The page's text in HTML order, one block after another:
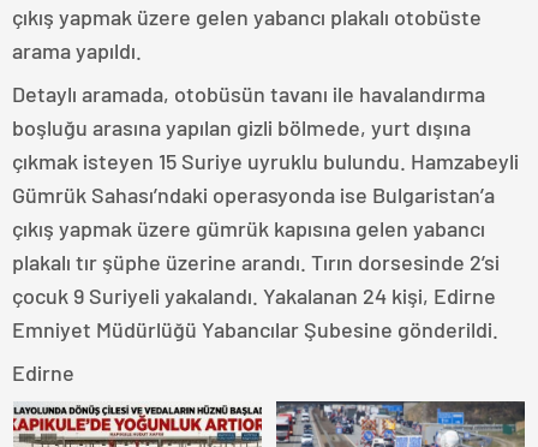
çıkış yapmak üzere gelen yabancı plakalı otobüste
arama yapıldı.
Detaylı aramada, otobüsün tavanı ile havalandırma
boşluğu arasına yapılan gizli bölmede, yurt dışına
çıkmak isteyen 15 Suriye uyruklu bulundu. Hamzabeyli
Gümrük Sahası’ndaki operasyonda ise Bulgaristan’a
çıkış yapmak üzere gümrük kapısına gelen yabancı
plakalı tır şüphe üzerine arandı. Tırın dorsesinde 2’si
çocuk 9 Suriyeli yakalandı. Yakalanan 24 kişi, Edirne
Emniyet Müdürlüğü Yabancılar Şubesine gönderildi.
Edirne